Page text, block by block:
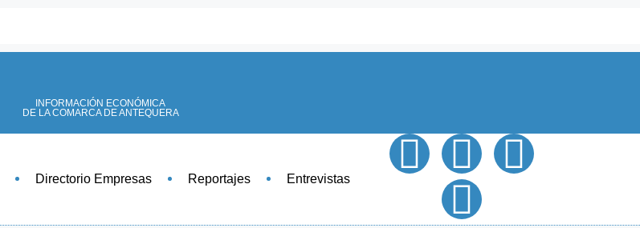
INFORMACIÓN ECONÓMICA
DE LA COMARCA DE ANTEQUERA
Directorio Empresas Reportajes Entrevistas